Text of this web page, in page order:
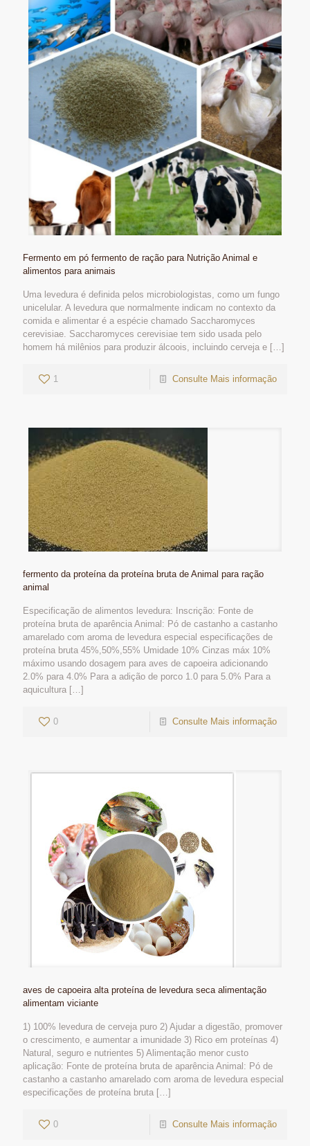
Fermento em pó fermento de ração para Nutrição Animal e
alimentos para animais
Uma levedura é definida pelos microbiologistas, como um fungo
unicelular. A levedura que normalmente indicam no contexto da
comida e alimentar é a espécie chamado Saccharomyces
cerevisiae. Saccharomyces cerevisiae tem sido usada pelo
homem há milênios para produzir álcoois, incluindo cerveja e […]
1 Consulte Mais informação
fermento da proteína da proteína bruta de Animal para ração
animal
Especificação de alimentos levedura: Inscrição: Fonte de
proteína bruta de aparência Animal: Pó de castanho a castanho
amarelado com aroma de levedura especial especificações de
proteína bruta 45%,50%,55% Umidade 10% Cinzas máx 10%
máximo usando dosagem para aves de capoeira adicionando
2.0% para 4.0% Para a adição de porco 1.0 para 5.0% Para a
aquicultura […]
0 Consulte Mais informação
aves de capoeira alta proteína de levedura seca alimentação
alimentam viciante
1) 100% levedura de cerveja puro 2) Ajudar a digestão, promover
o crescimento, e aumentar a imunidade 3) Rico em proteínas 4)
Natural, seguro e nutrientes 5) Alimentação menor custo
aplicação: Fonte de proteína bruta de aparência Animal: Pó de
castanho a castanho amarelado com aroma de levedura especial
especificações de proteína bruta […]
0 Consulte Mais informação